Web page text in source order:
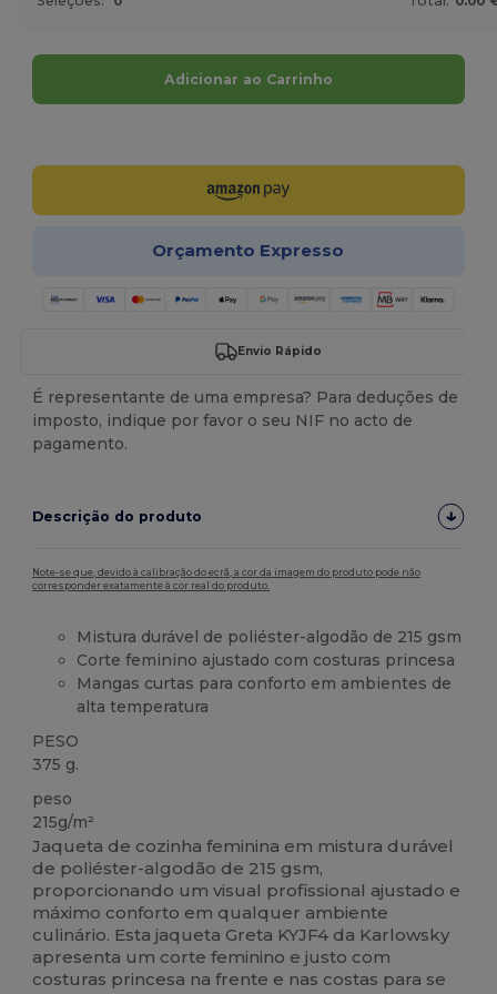
Adicionar ao Carrinho
Orçamento Expresso
Envio Rápido
É representante de uma empresa? Para deduções de
imposto, indique por favor o seu NIF no acto de
pagamento.
Descrição do produto
Note-se que, devido à calibração do ecrã, a cor da imagem do produto pode não
corresponder exatamente à cor real do produto.
Mistura durável de poliéster-algodão de 215 gsm
Corte feminino ajustado com costuras princesa
Mangas curtas para conforto em ambientes de
alta temperatura
PESO
375 g.
peso
215g/m²
Jaqueta de cozinha feminina em mistura durável
de poliéster-algodão de 215 gsm,
proporcionando um visual profissional ajustado e
máximo conforto em qualquer ambiente
culinário. Esta jaqueta Greta KYJF4 da Karlowsky
apresenta um corte feminino e justo com
costuras princesa na frente e nas costas para se